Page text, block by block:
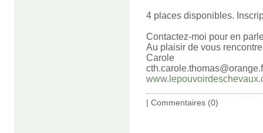
4 places disponibles.
Contactez-moi pour en
Au plaisir de vous
Carole
cth.carole.thomas@orange.f
| Commentaires (0)